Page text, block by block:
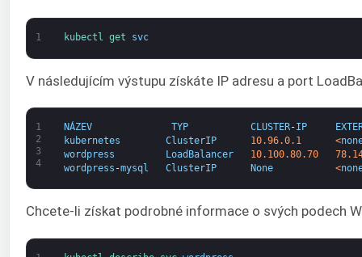
1 kubectl get svc
V následujícím výstupu získáte IP adresu a port
1
2
3
4
NÁZEV TYP CLUSTER-IP
kubernetes
ClusterIP 10.96.0.1 <
wordpress
LoadBalancer 10.100.80.70
wordpress -mysql ClusterIP None <
Chcete-li získat podrobné informace o svých podech